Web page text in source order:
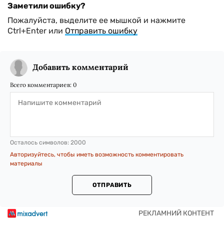
Заметили ошибку?
Пожалуйста, выделите ее мышкой и нажмите
Ctrl+Enter или Отправить ошибку
Добавить комментарий
Всего комментариев: 0
Осталось символов: 2000
Авторизуйтесь, чтобы иметь возможность комментировать
материалы
ОТПРАВИТЬ